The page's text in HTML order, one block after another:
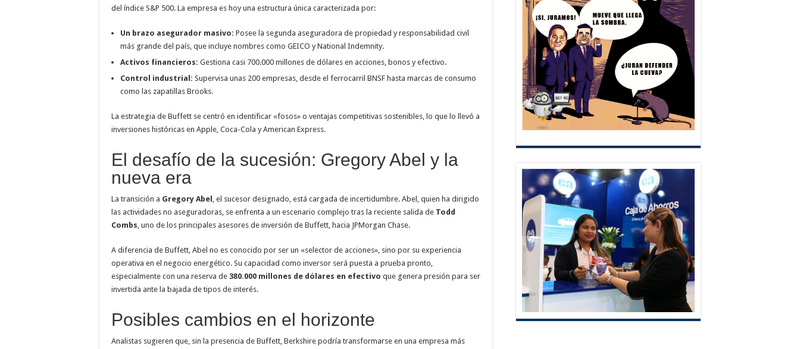
del índice S&P 500. La empresa es hoy una estructura única caracterizada por:
Un brazo asegurador masivo: Posee la segunda aseguradora de propiedad y responsabilidad civil
más grande del país, que incluye nombres como GEICO y National Indemnity.
Activos financieros: Gestiona casi 700.000 millones de dólares en acciones, bonos y efectivo.
Control industrial: Supervisa unas 200 empresas, desde el ferrocarril BNSF hasta marcas de consumo
como las zapatillas Brooks.
La estrategia de Buffett se centró en identificar «fosos» o ventajas competitivas sostenibles, lo que lo llevó a
inversiones históricas en Apple, Coca-Cola y American Express.
El desafío de la sucesión: Gregory Abel y la
nueva era
La transición a Gregory Abel , el sucesor designado, está cargada de incertidumbre. Abel, quien ha dirigido
las actividades no aseguradoras, se enfrenta a un escenario complejo tras la reciente salida de Todd
Combs, uno de los principales asesores de inversión de Buffett, hacia JPMorgan Chase.
A diferencia de Buffett, Abel no es conocido por ser un «selector de acciones», sino por su experiencia
operativa en el negocio energético. Su capacidad como inversor será puesta a prueba pronto,
especialmente con una reserva de 380.000 millones de dólares en efectivo que genera presión para ser
invertida ante la bajada de tipos de interés.
Posibles cambios en el horizonte
Analistas sugieren que, sin la presencia de Buffett, Berkshire podría transformarse en una empresa más